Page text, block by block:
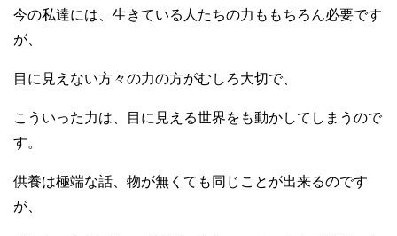
今の私達には、生きている人たちの力ももちろん必要です
が、
目に見えない方々の力の方がむしろ大切で、
こういった力は、目に見える世界をも動かしてしまうので
す。
供養は極端な話、物が無くても同じことが出来るのです
が、